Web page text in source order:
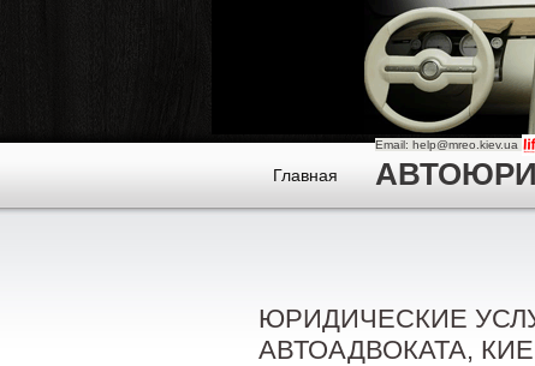
Главная
Email: help@mreo.kiev.ua
ЮРИДИЧЕСКИЕ
АВТОАДВОКАТА,